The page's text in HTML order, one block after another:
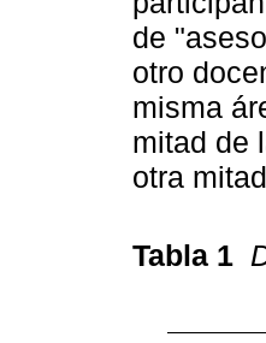
de
otro
misma
mitad de
otra
Tabla 1